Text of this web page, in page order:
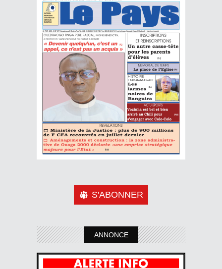
S'ABONNER
ANNONCE